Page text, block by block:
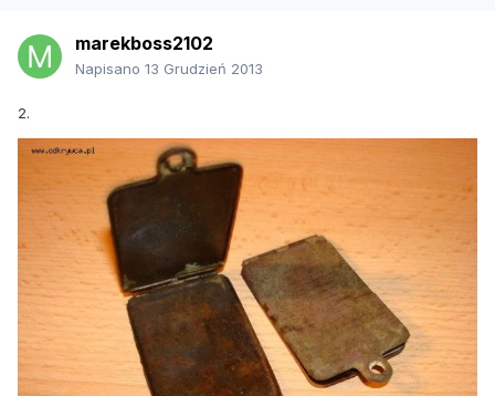
marekboss2102
Napisano 13 Grudzień 2013
2.